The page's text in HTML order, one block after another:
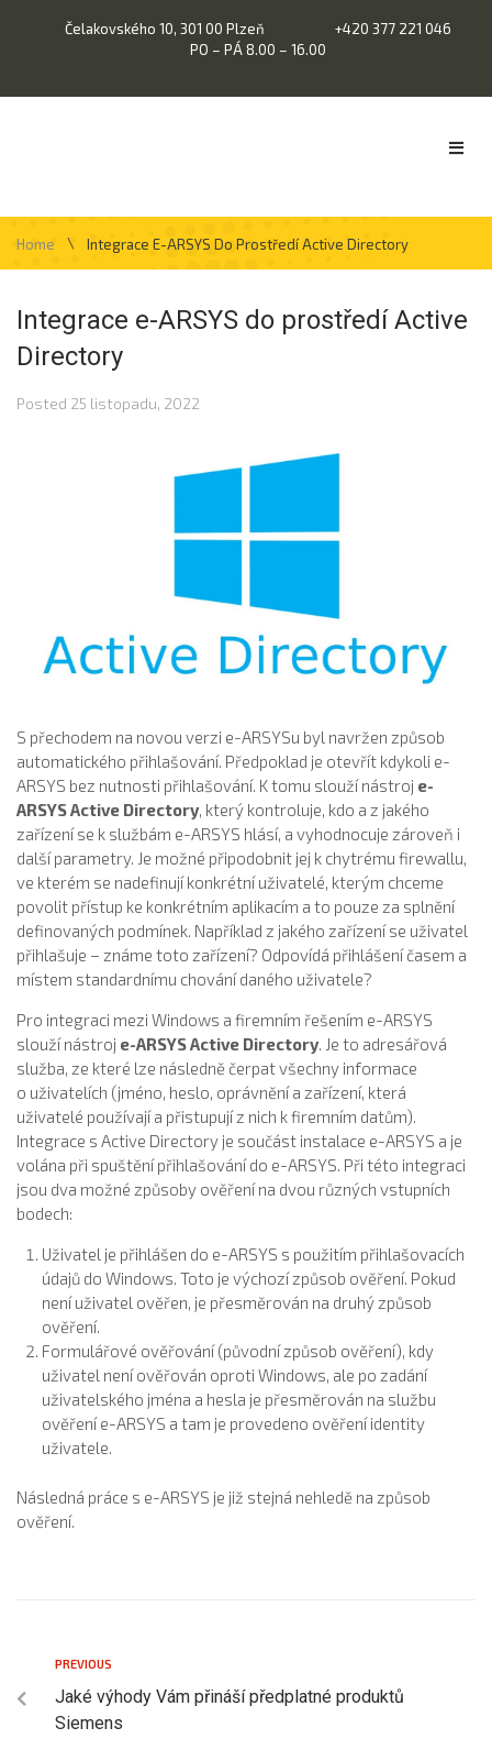
Čelakovského 10, 301 00 Plzeň
+420 377 221 046
PO – PÁ 8.00 – 16.00
Home \ Integrace E-ARSYS Do Prostředí Active Directory
Integrace e-ARSYS do prostředí Active
Directory
Posted 25 listopadu, 2022
S přechodem na novou verzi e-ARSYSu byl navržen způsob
automatického přihlašování. Předpoklad je otevřít kdykoli e-
ARSYS bez nutnosti přihlašování. K tomu slouží nástroj e-
ARSYS Active Directory, který kontroluje, kdo a z jakého
zařízení se k službám e-ARSYS hlásí, a vyhodnocuje zároveň i
další parametry. Je možné připodobnit jej k chytrému firewallu,
ve kterém se nadefinují konkrétní uživatelé, kterým chceme
povolit přístup ke konkrétním aplikacím a to pouze za splnění
definovaných podmínek. Například z jakého zařízení se uživatel
přihlašuje – známe toto zařízení? Odpovídá přihlášení časem a
místem standardnímu chování daného uživatele?
Pro integraci mezi Windows a firemním řešením e-ARSYS
slouží nástroj e-ARSYS Active Directory. Je to adresářová
služba, ze které lze následně čerpat všechny informace
o uživatelích (jméno, heslo, oprávnění a zařízení, která
uživatelé používají a přistupují z nich k firemním datům).
Integrace s Active Directory je součást instalace e-ARSYS a je
volána při spuštění přihlašování do e-ARSYS. Při této integraci
jsou dva možné způsoby ověření na dvou různých vstupních
bodech:
Uživatel je přihlášen do e-ARSYS s použitím přihlašovacích
údajů do Windows. Toto je výchozí způsob ověření. Pokud
není uživatel ověřen, je přesměrován na druhý způsob
ověření.
Formulářové ověřování (původní způsob ověření), kdy
uživatel není ověřován oproti Windows, ale po zadání
uživatelského jména a hesla je přesměrován na službu
ověření e-ARSYS a tam je provedeno ověření identity
uživatele.
Následná práce s e-ARSYS je již stejná nehledě na způsob
ověření.
PREVIOUS
Jaké výhody Vám přináší předplatné produktů
Siemens